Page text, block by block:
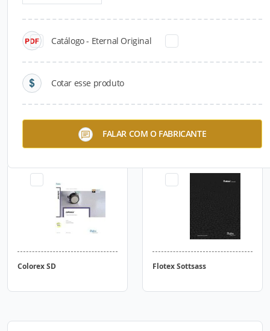
Catálogo - Eternal Original
Cotar esse produto
FALAR COM O FABRICANTE
Colorex SD Flotex Sottsass